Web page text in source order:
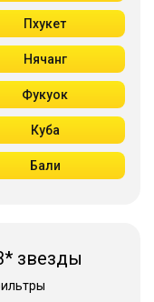
Пхукет
Нячанг
Фукуок
Куба
Бали
звезды